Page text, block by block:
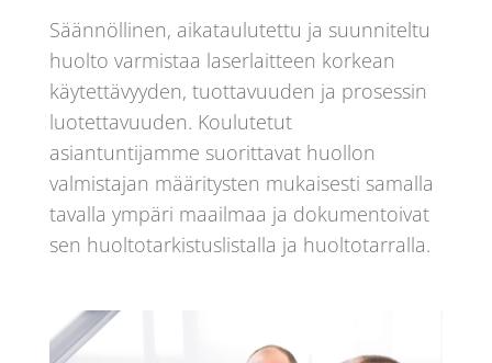
Säännöllinen, aikataulutettu ja suunniteltu
huolto varmistaa laserlaitteen korkean
käytettävyyden, tuottavuuden ja prosessin
luotettavuuden. Koulutetut
asiantuntijamme suorittavat huollon
valmistajan määritysten mukaisesti samalla
tavalla ympäri maailmaa ja dokumentoivat
sen huoltotarkistuslistalla ja huoltotarralla.